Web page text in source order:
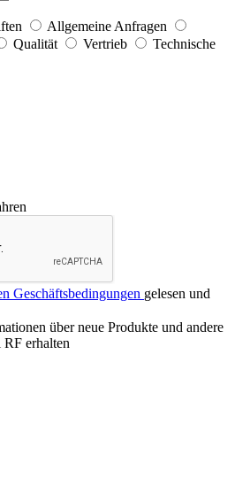
Allgemeine Anfragen
Qualität Vertrieb
Technische
Geschäftsbedingungen gelesen und
über neue Produkte und andere
erhalten